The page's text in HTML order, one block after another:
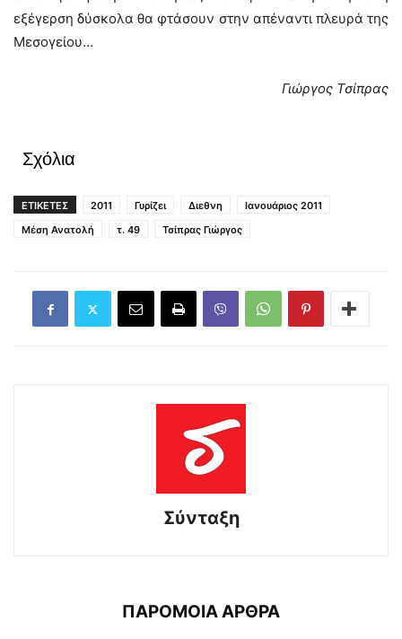
εξέγερση δύσκολα θα φτάσουν στην απέναντι πλευρά της
Μεσογείου…
Γιώργος Τσίπρας
Σχόλια
ΕΤΙΚΕΤΕΣ 2011 Γυρίζει Διεθνη
Ιανουάριος 2011
Μέση Ανατολή
τ. 49 Τσίπρας Γιώργος
Σύνταξη
ΠΑΡΟΜΟΙΑ ΑΡΘΡΑ